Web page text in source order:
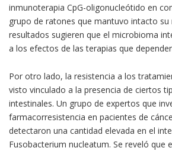
inmunoterapia CpG-oligonucleótido en
grupo de ratones que mantuvo intacto su
resultados sugieren que el microbioma
a los efectos de las terapias que
Por otro lado, la resistencia a los
visto vinculado a la presencia de ciertos
intestinales. Un grupo de expertos que
farmacorresistencia en pacientes de
detectaron una cantidad elevada en el
Fusobacterium nucleatum. Se reveló que